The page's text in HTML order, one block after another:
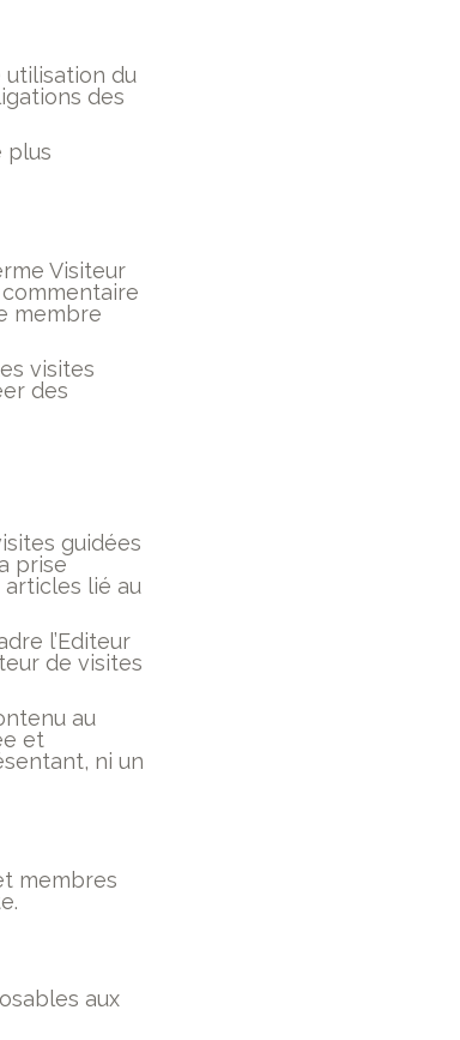
utilisation du
des
plus
Visiteur
membre
visites
des
guidées
prise
lié au
l’Editeur
de visites
au
et
ni un
membres
aux